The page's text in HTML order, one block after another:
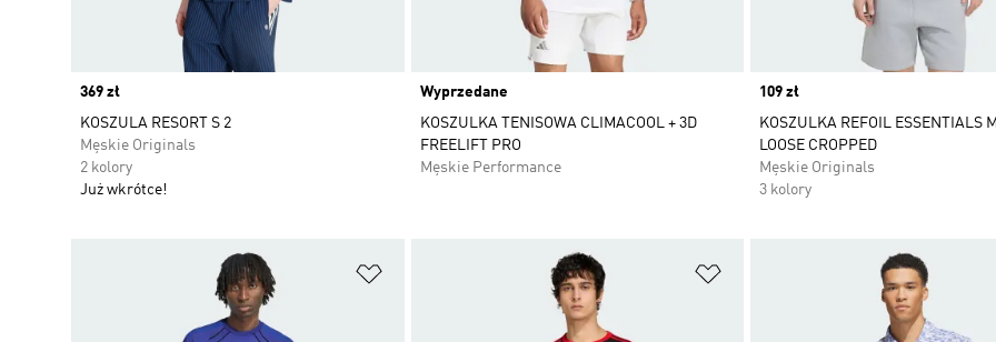
Price
369 zł
KOSZULA RESORT S 2
Męskie Originals
2 kolory
Już wkrótce!
Wyprzedane
KOSZULKA TENISOWA CLIMACOOL + 3D
FREELIFT PRO
Męskie Performance
Price
109 zł
KOSZULKA REFOIL ESSENTIALS
LOOSE CROPPED
Męskie Originals
3 kolory
Dodaj do listy życzeń